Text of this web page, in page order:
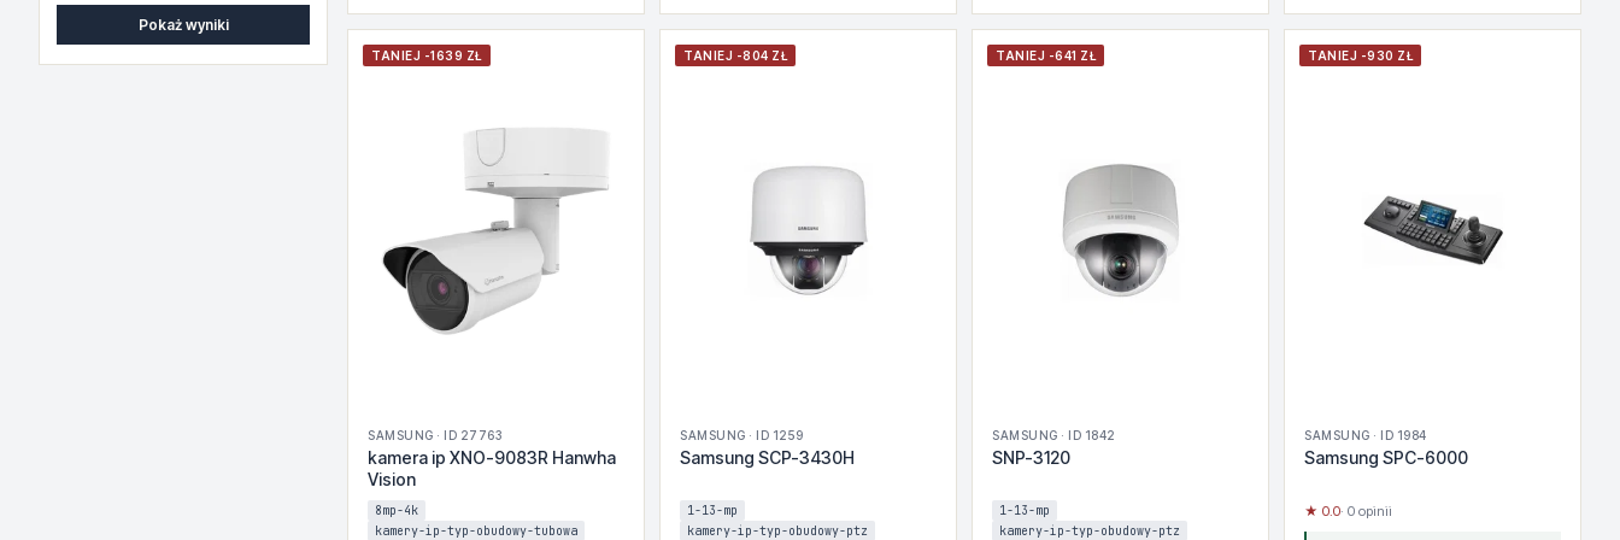
Pokaż wyniki
TANIEJ -1639 ZŁ
SAMSUNG · ID 27763
kamera ip XNO-9083R Hanwha
Vision
8mp-4k
kamery-ip-typ-obudowy-tubowa
TANIEJ -804 ZŁ
SAMSUNG · ID 1259
Samsung SCP-3430H
1-13-mp
kamery-ip-typ-obudowy-ptz
TANIEJ -641 ZŁ
SAMSUNG · ID 1842
SNP-3120
1-13-mp
kamery-ip-typ-obudowy-ptz
TANIEJ -930 ZŁ
SAMSUNG · ID 1984
Samsung SPC-6000
★ 0.0· 0 opinii